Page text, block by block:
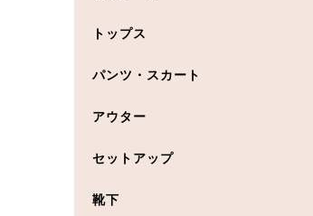
トップス
パンツ・スカート
アウター
セットアップ
靴下